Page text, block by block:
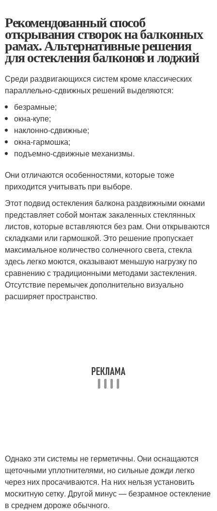
Рекомендованный способ
открывания створок на балконных
рамах. Альтернативные решения
для остекления балконов и лоджий
Среди раздвигающихся систем кроме классических
параллельно-сдвижных решений выделяются:
безрамные;
окна-купе;
наклонно-сдвижные;
окна-гармошка;
подъемно-сдвижные механизмы.
Они отличаются особенностями, которые тоже
приходится учитывать при выборе.
Этот подвид остекления балкона раздвижными окнами
представляет собой монтаж закаленных стеклянных
листов, которые вставляются без рам. Они открываются
складками или гармошкой. Это решение пропускает
максимальное количество солнечного света, стекла
здесь легко моются, оказывают меньшую нагрузку по
сравнению с традиционными методами застекления.
Отсутствие перемычек дополнительно визуально
расширяет пространство.
Однако эти системы не герметичны. Они оснащаются
щеточными уплотнителями, но сильные дожди легко
через них просачиваются. На них нельзя установить
москитную сетку. Другой минус — безрамное остекление
в среднем дороже обычного.